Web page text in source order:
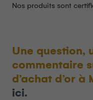
Nos produits sont
Une question,
commentaire
d’achat d’or à
ici.